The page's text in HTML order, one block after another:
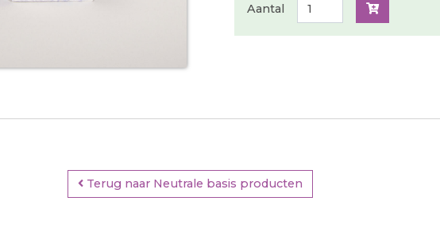
Aantal
Terug naar Neutrale basis producten